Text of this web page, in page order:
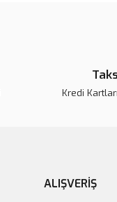
Kredi
ALIŞVERİŞ